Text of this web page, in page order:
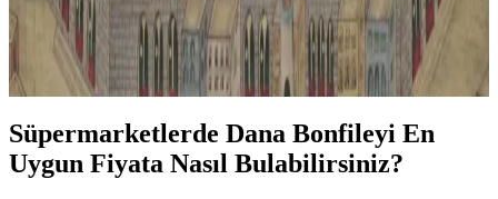
Kaba et, çeşitli pişirme teknikleriyle hazırlanan, yüksek protein
içeriğiyle sağlıklı yemeklerin temel malzemesidir. Türk ve dünya
mutfaklarında önemli bir yer tutar.
Süpermarketlerde Dana Bonfileyi En
Uygun Fiyata Nasıl Bulabilirsiniz?